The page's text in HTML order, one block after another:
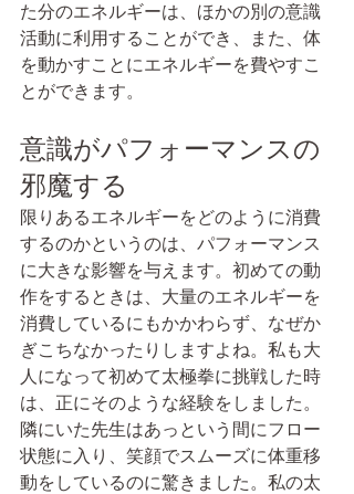
た分のエネルギーは、ほかの別の意識
活動に利用することができ、また、体
を動かすことにエネルギーを費やすこ
とができます。
意識がパフォーマンスの
邪魔する
限りあるエネルギーをどのように消費
するのかというのは、パフォーマンス
に大きな影響を与えます。初めての動
作をするときは、大量のエネルギーを
消費しているにもかかわらず、なぜか
ぎこちなかったりしますよね。私も大
人になって初めて太極拳に挑戦した時
は、正にそのような経験をしました。
隣にいた先生はあっという間にフロー
状態に入り、笑顔でスムーズに体重移
動をしているのに驚きました。私の太